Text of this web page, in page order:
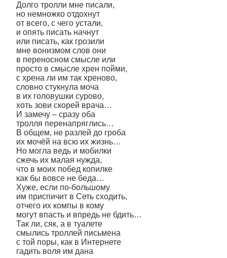
Долго тролли мне писали,
но немножко отдохнут
от всего, с чего устали,
и опять писать начнут
или писать, как грозили
мне вонизмом слов они
в переносном смысле или
просто в смысле хрен пойми,
с хрена ли им так хреново,
словно стукнула моча
в их головушки сурово,
хоть зови скорей врача…
И замечу – сразу оба
тролля перенапряглись…
В общем, не разлей до гроба
их мочёй на всю их жизнь…
Но могла ведь и мобилки
сжечь их малая нужда,
что в моих побед копилке
как бы вовсе не беда…
Хуже, если по-большому
им приспичит в Сеть сходить,
отчего их компы в кому
могут впасть и впредь не бдить…
Так ли, сяк, а в туалете
смылись троллей письмена
с той поры, как в Интернете
гадить воля им дана